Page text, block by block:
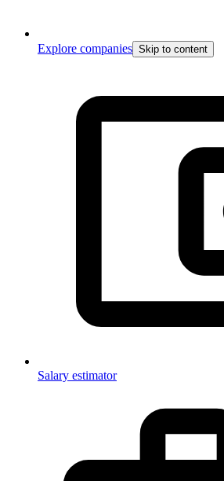
Explore companies Skip to content
Salary estimator